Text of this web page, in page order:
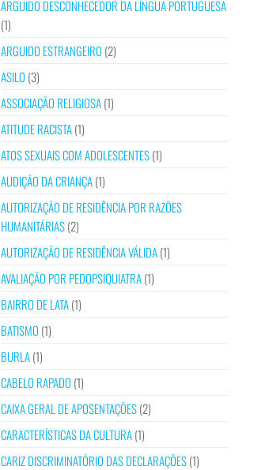
ARGUIDO DESCONHECEDOR DA LÍNGUA PORTUGUESA
(1)
ARGUIDO ESTRANGEIRO (2)
ASILO (3)
ASSOCIAÇÃO RELIGIOSA(1)
ATITUDE RACISTA(1)
ATOS SEXUAIS COM ADOLESCENTES(1)
AUDIÇÃO DA CRIANÇA(1)
AUTORIZAÇÃO DE RESIDÊNCIA POR RAZÕES
HUMANITÁRIAS(2)
AUTORIZAÇÃO DE RESIDÊNCIA VÁLIDA(1)
AVALIAÇÃO POR PEDOPSIQUIATRA(1)
BAIRRO DE LATA(1)
BATISMO (1)
BURLA(1)
CABELO RAPADO (1)
CAIXA GERAL DE APOSENTAÇÕES(2)
CARACTERÍSTICAS DA CULTURA(1)
CARIZ DISCRIMINATÓRIO DAS DECLARAÇÕES(1)